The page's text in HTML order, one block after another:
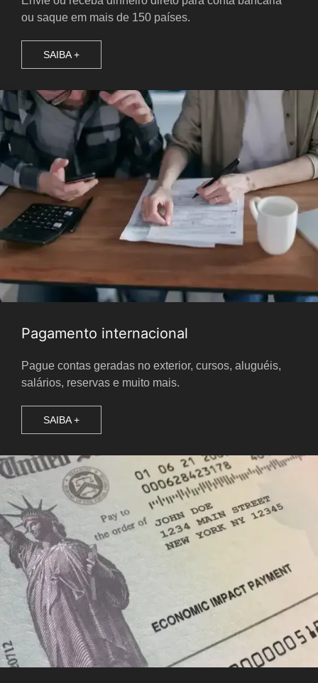
ou saque em mais de 150 países.
SAIBA +
Pagamento internacional
Pague contas geradas no exterior, cursos, aluguéis,
salários, reservas e muito mais.
SAIBA +